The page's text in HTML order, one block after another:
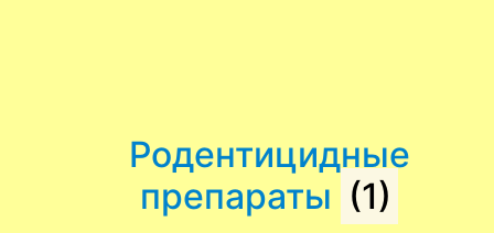
Родентицидные
препараты (1)